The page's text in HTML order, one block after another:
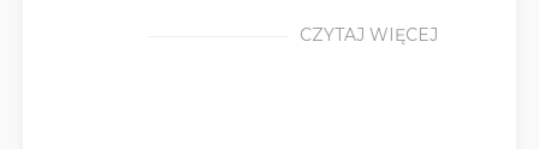
CZYTAJ WIĘCEJ